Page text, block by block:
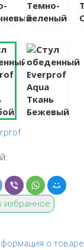
избранное
о товаре